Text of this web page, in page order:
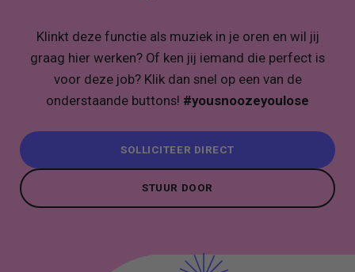
Klinkt deze functie als muziek in je oren en wil jij
graag hier werken? Of ken jij iemand die perfect is
voor deze job? Klik dan snel op een van de
onderstaande buttons! #yousnoozeyoulose
SOLLICITEER DIRECT
SOLLICITEER DIRECT
STUUR DOOR